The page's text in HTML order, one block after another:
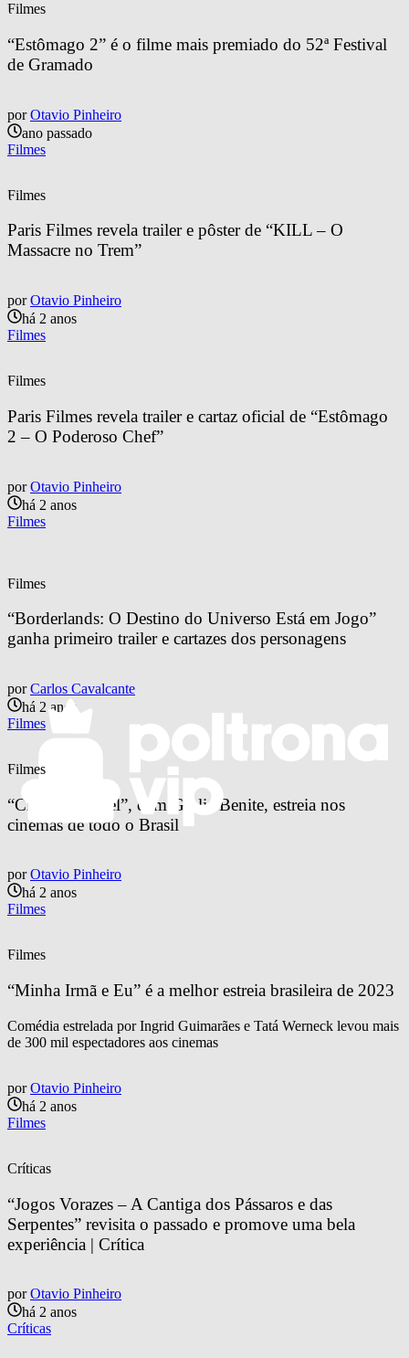
Filmes
“Estômago 2” é o filme mais premiado do 52ª Festival
de Gramado
por Otavio Pinheiro
ano passado
Filmes
Filmes
Paris Filmes revela trailer e pôster de “KILL – O
Massacre no Trem”
por Otavio Pinheiro
há 2 anos
Filmes
Filmes
Paris Filmes revela trailer e cartaz oficial de “Estômago
2 – O Poderoso Chef”
por Otavio Pinheiro
há 2 anos
Filmes
Filmes
“Borderlands: O Destino do Universo Está em Jogo”
ganha primeiro trailer e cartazes dos personagens
por Carlos Cavalcante
há 2 anos
Filmes
Filmes
“Chama a Bebel”, com Giulia Benite, estreia nos
cinemas de todo o Brasil
por Otavio Pinheiro
há 2 anos
Filmes
Filmes
“Minha Irmã e Eu” é a melhor estreia brasileira de 2023
Comédia estrelada por Ingrid Guimarães e Tatá Werneck levou mais
de 300 mil espectadores aos cinemas
por Otavio Pinheiro
há 2 anos
Filmes
Críticas
“Jogos Vorazes – A Cantiga dos Pássaros e das
Serpentes” revisita o passado e promove uma bela
experiência | Crítica
por Otavio Pinheiro
há 2 anos
Críticas